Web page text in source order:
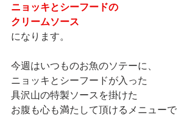
ニョッキとシーフードの
クリームソース
になります。
今週はいつものお魚のソテーに、
ニョッキとシーフードが入った
具沢山の特製ソースを掛けた
お腹も心も満たして頂けるメニューで